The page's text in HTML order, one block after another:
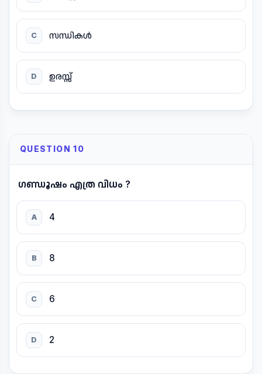
C സന്ധികൾ
D ഉരസ്സ്
QUESTION 10
ഗണ്ഡൂഷം എത്ര വിധം ?
A 4
B 8
C 6
D 2